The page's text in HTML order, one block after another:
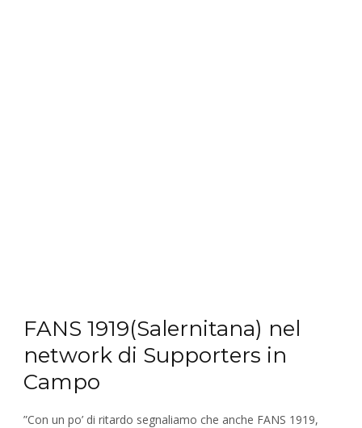
FANS 1919(Salernitana) nel
network di Supporters in
Campo
”Con un po’ di ritardo segnaliamo che anche FANS 1919,